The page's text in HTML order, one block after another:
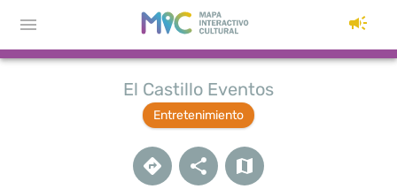
El Castillo Eventos
Entretenimiento